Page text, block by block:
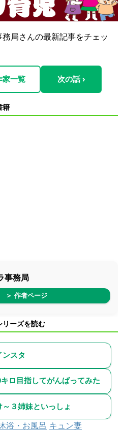
務局さんの最新記事をチェッ
家一覧 次の話 ›
籍
事務局
＞ 作者ページ
リーズを読む
ンスタ
ロ目指してがんばってみた
３姉妹といっしょ
浴・お風呂 キュン妻